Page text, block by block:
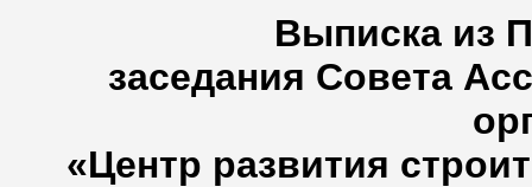
Выписка из
заседания Совета
«Центр развития